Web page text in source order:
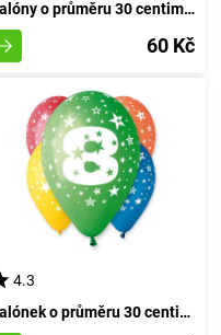
Balóny o průměru 30 centimetrů s číslicí 6 - sada 5 kusů
60 Kč
4.3
Balónek o průměru 30 centimetrů s osmičkou - sada pěti kusů